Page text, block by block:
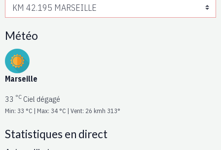
Météo
Marseille
33 °C Ciel dégagé
Min: 33 °C | Max: 34 °C | Vent: 26 kmh 313°
Statistiques en direct